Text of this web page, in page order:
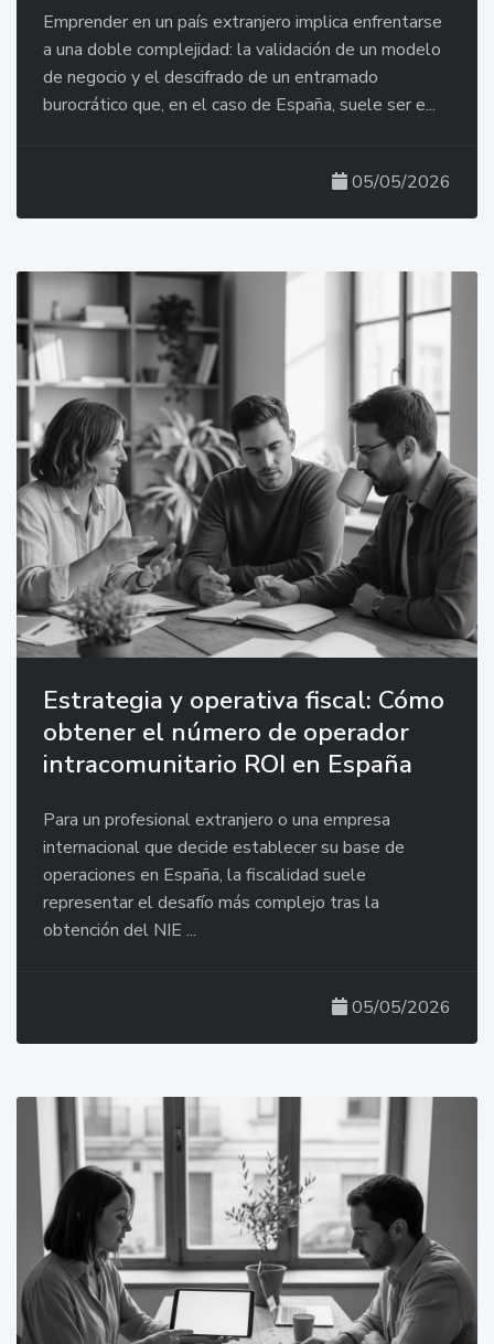
Emprender en un país extranjero implica enfrentarse
a una doble complejidad: la validación de un modelo
de negocio y el descifrado de un entramado
burocrático que, en el caso de España, suele ser e...
05/05/2026
Estrategia y operativa fiscal: Cómo
obtener el número de operador
intracomunitario ROI en España
Para un profesional extranjero o una empresa
internacional que decide establecer su base de
operaciones en España, la fiscalidad suele
representar el desafío más complejo tras la
obtención del NIE ...
05/05/2026